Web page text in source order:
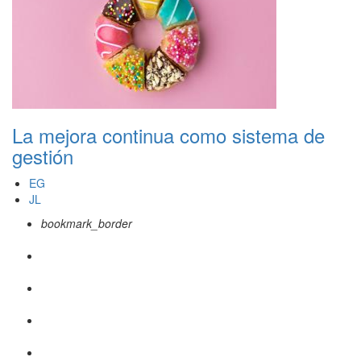
La mejora continua como sistema de
gestión
EG
JL
bookmark_border